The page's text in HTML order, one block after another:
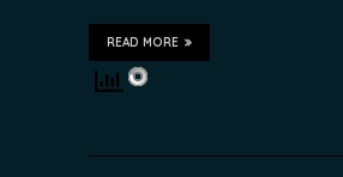
READ MORE